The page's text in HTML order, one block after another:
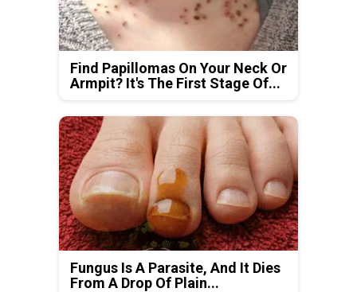
Find Papillomas On Your Neck Or
Armpit? It's The First Stage Of...
Fungus Is A Parasite, And It Dies
From A Drop Of Plain...